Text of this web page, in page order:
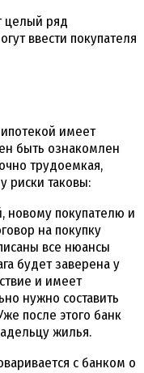
целый ряд
ввести покупателя
имеет
быть ознакомлен
трудоемкая,
риски таковы:
новому покупателю и
на покупку
все нюансы
будет заверена у
и имеет
нужно составить
после этого банк
жилья.
с банком о